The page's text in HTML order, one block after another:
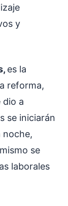
y
es la
reforma,
dio a
se iniciarán
noche,
se
laborales